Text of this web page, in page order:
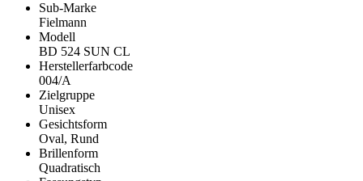
Sub-Marke
Fielmann
Modell
BD 524 SUN CL
Herstellerfarbcode
004/A
Zielgruppe
Unisex
Gesichtsform
Oval, Rund
Brillenform
Quadratisch